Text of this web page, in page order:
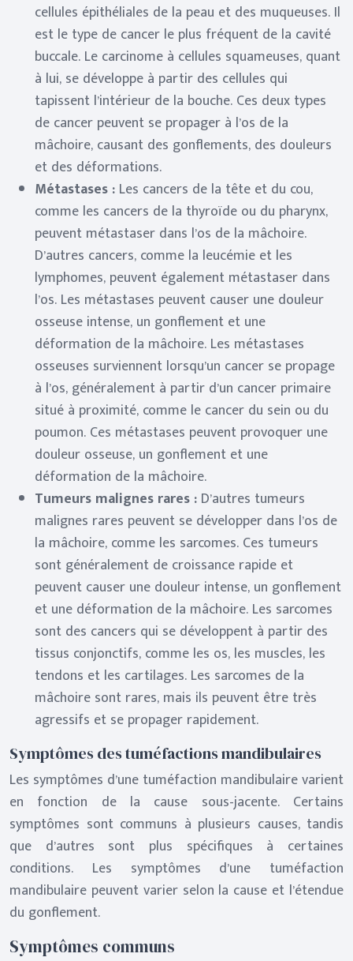
cellules épithéliales de la peau et des muqueuses. Il
est le type de cancer le plus fréquent de la cavité
buccale. Le carcinome à cellules squameuses, quant
à lui, se développe à partir des cellules qui
tapissent l’intérieur de la bouche. Ces deux types
de cancer peuvent se propager à l’os de la
mâchoire, causant des gonflements, des douleurs
et des déformations.
Métastases : Les cancers de la tête et du cou,
comme les cancers de la thyroïde ou du pharynx,
peuvent métastaser dans l’os de la mâchoire.
D’autres cancers, comme la leucémie et les
lymphomes, peuvent également métastaser dans
l’os. Les métastases peuvent causer une douleur
osseuse intense, un gonflement et une
déformation de la mâchoire. Les métastases
osseuses surviennent lorsqu’un cancer se propage
à l’os, généralement à partir d’un cancer primaire
situé à proximité, comme le cancer du sein ou du
poumon. Ces métastases peuvent provoquer une
douleur osseuse, un gonflement et une
déformation de la mâchoire.
Tumeurs malignes rares : D’autres tumeurs
malignes rares peuvent se développer dans l’os de
la mâchoire, comme les sarcomes. Ces tumeurs
sont généralement de croissance rapide et
peuvent causer une douleur intense, un gonflement
et une déformation de la mâchoire. Les sarcomes
sont des cancers qui se développent à partir des
tissus conjonctifs, comme les os, les muscles, les
tendons et les cartilages. Les sarcomes de la
mâchoire sont rares, mais ils peuvent être très
agressifs et se propager rapidement.
Symptômes des tuméfactions mandibulaires
Les symptômes d’une tuméfaction mandibulaire varient
en fonction de la cause sous-jacente. Certains
symptômes sont communs à plusieurs causes, tandis
que d’autres sont plus spécifiques à certaines
conditions. Les symptômes d’une tuméfaction
mandibulaire peuvent varier selon la cause et l’étendue
du gonflement.
Symptômes communs